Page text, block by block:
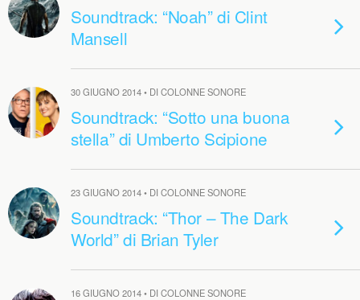
Soundtrack: “Noah” di Clint
Mansell
30 GIUGNO 2014 • DI COLONNE SONORE
Soundtrack: “Sotto una buona
stella” di Umberto Scipione
23 GIUGNO 2014 • DI COLONNE SONORE
Soundtrack: “Thor – The Dark
World” di Brian Tyler
16 GIUGNO 2014 • DI COLONNE SONORE